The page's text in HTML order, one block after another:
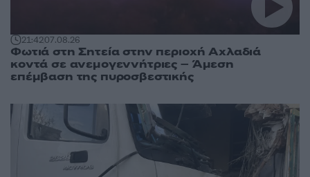
21:4207.08.26
Φωτιά στη Σητεία στην περιοχή Αχλαδιά
κοντά σε ανεμογεννήτριες – Άμεση
επέμβαση της πυροσβεστικής